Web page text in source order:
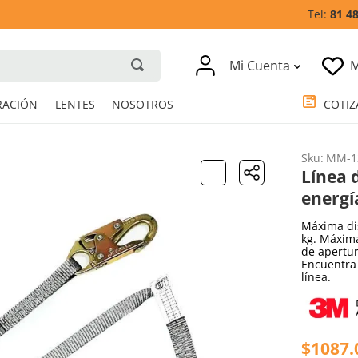
81
Mi Cuenta
Sku: MM-
Línea
Máxima
kg.
de
línea.
$1087.